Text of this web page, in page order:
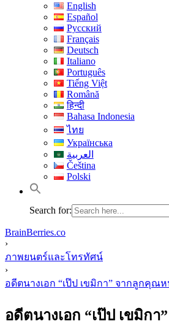
English
Español
Русский
Français
Deutsch
Italiano
Português
Tiếng Việt
Română
हिन्दी
Bahasa Indonesia
ไทย
Українська
العربية
Čeština
Polski
Search for:
BrainBerries.co
›
ภาพยนตร์และโทรทัศน์
›
อดีตนางเอก “เป๊ป เขมิกา” จากลูกคุณ
อดีตนางเอก “เป๊ป เขมิก